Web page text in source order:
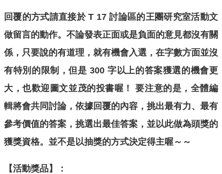
回覆的方式請直接於 T 17 討論區的王團研究室活動文
做留言的動作。不論發表正面或是負面的意見都沒有關
係，只要說的有道理，就有機會入選，在字數方面並沒
有特別的限制，但是 300 字以上的答案獲選的機會更
大，也歡迎圖文並茂的投書喔！ 要注意的是，全體編
輯將會共同討論，依據回覆的內容，挑出最有力、最有
參考價值的答案，挑選出最佳答案，並以此做為頭獎的
獲獎資格。並不是以抽獎的方式決定得主喔～～
【活動獎品】：